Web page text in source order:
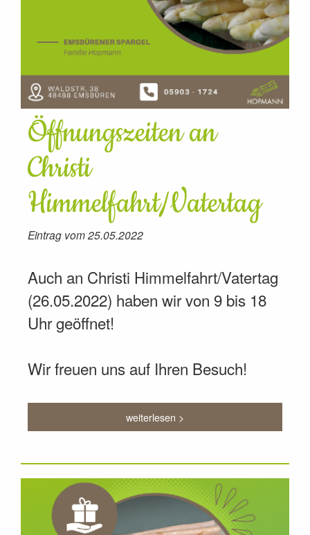
Öffnungszeiten an
Christi
Himmelfahrt/Vatertag
Eintrag vom 25.05.2022
Auch an Christi Himmelfahrt/Vatertag
(26.05.2022) haben wir von 9 bis 18
Uhr geöffnet!
Wir freuen uns auf Ihren Besuch!
weiterlesen >